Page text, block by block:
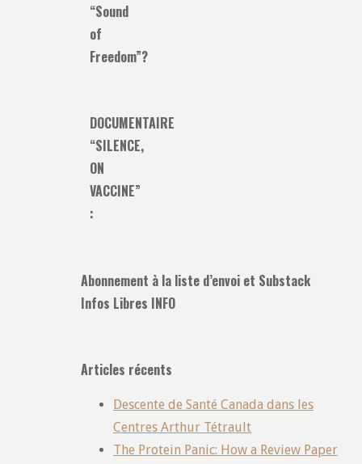
“Sound
of
Freedom”?
DOCUMENTAIRE
“SILENCE,
ON
VACCINE”
:
Abonnement à la liste d’envoi et Substack
Infos Libres INFO
Articles récents
Descente de Santé Canada dans les
Centres Arthur Tétrault
The Protein Panic: How a Review Paper